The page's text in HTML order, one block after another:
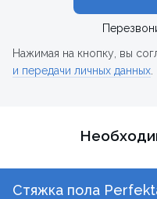
Нажимая на кнопку, вы
и передачи личных данных
Стяжка пола